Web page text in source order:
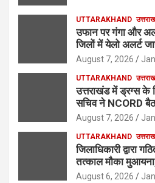
UTTARAKHAND
उफान पर गंगा और
जिलों में येलो अलर्ट
August 7, 2026
UTTARAKHAND
उत्तराखंड में ड्रग्स के
सचिव ने NCORD
August 7, 2026
UTTARAKHAND
जिलाधिकारी द्वारा
तत्काल मौका
August 6, 2026